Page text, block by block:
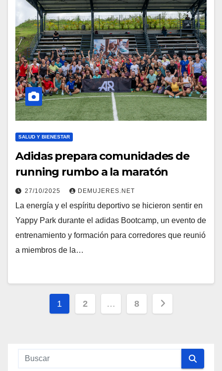
SALUD Y BIENESTAR
Adidas prepara comunidades de
running rumbo a la maratón
27/10/2025 DEMUJERES.NET
La energía y el espíritu deportivo se hicieron sentir en
Yappy Park durante el adidas Bootcamp, un evento de
entrenamiento y formación para corredores que reunió
a miembros de la…
Navegación
1 2 … 8